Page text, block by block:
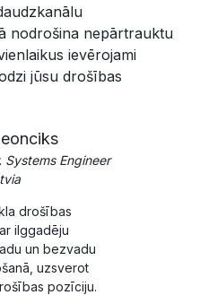
nodrošina nepārtrauktu
ievērojami
jūsu drošības
Systems Engineer
drošības
ilggadēju
un bezvadu
uzsverot
pozīciju.